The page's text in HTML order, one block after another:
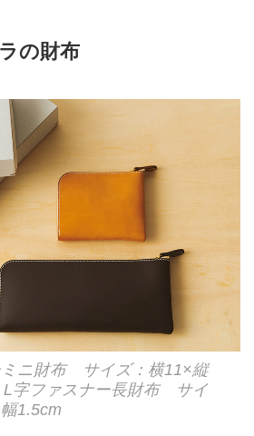
の財布
ミニ財布 サイズ：横11×縦
L字ファスナー長財布 サイ
1.5cm